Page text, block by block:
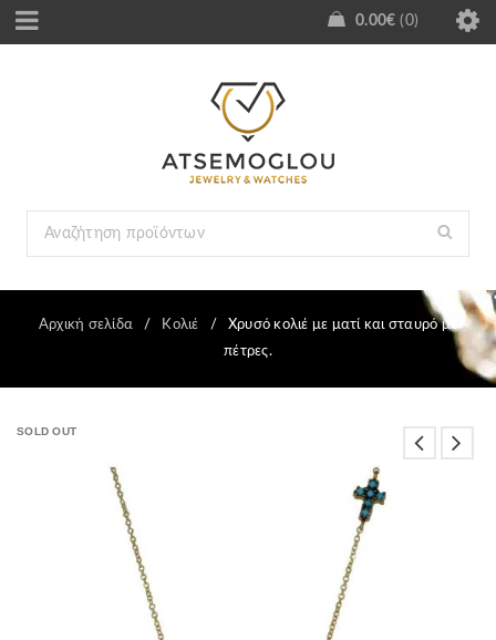
0.00€ 0
Αρχική σελίδα / Κολιέ /
Χρυσό κολιέ με ματί και σταυρό με
πέτρες.
SOLD OUT